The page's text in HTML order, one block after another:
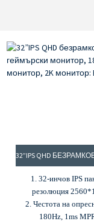
1. 32-инчов IPS
резолюция
2. Честота на
180Hz, 1ms